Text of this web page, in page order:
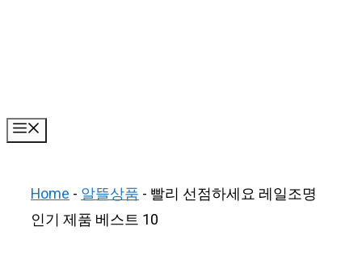
Home-알뜰상품- 빨리 선점하세요 레일조명
인기 제품 베스트 10